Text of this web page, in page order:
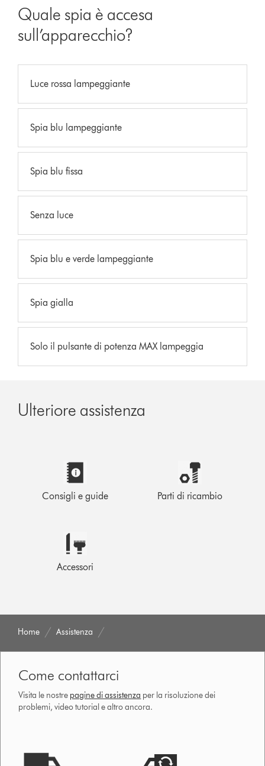
Quale spia è accesa
sull’apparecchio?
Luce rossa lampeggiante
Spia blu lampeggiante
Spia blu fissa
Senza luce
Spia blu e verde lampeggiante
Spia gialla
Solo il pulsante di potenza MAX lampeggia
Ulteriore assistenza
Consigli e guide Parti di ricambio
Accessori
Home Assistenza
Come contattarci
Visita le nostre pagine di assistenza per la risoluzione dei
problemi, video tutorial e altro ancora.